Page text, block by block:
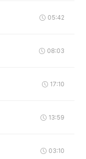
05:42
08:03
17:10
13:59
03:10